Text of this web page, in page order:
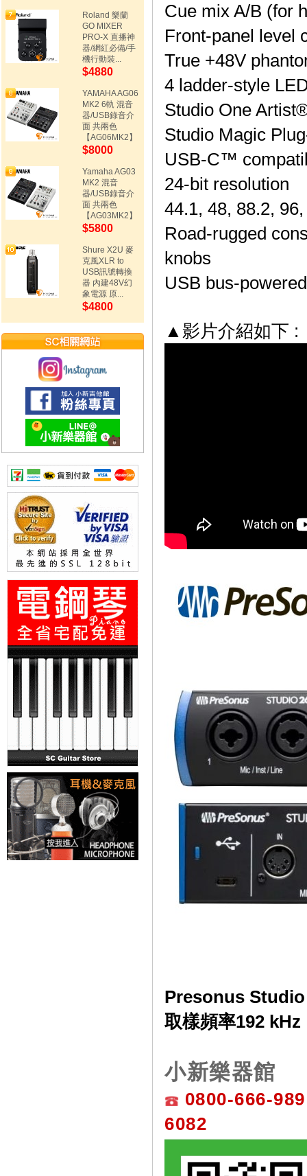
Roland 樂蘭
GO MIXER
PRO-X 直播神
器/網紅必備/手
機行動裝...
$4880
YAMAHA AG06
MK2 6軌 混音
器/USB錄音介
面 共兩色
【AG06MK2】
$8000
Yamaha AG03
MK2 混音
器/USB錄音介
面 共兩色
【AG03MK2】
$5800
Shure X2U 麥
克風XLR to
USB訊號轉換
器 內建48V幻
象電源 原...
$4800
Cue mix A/B (for
Front-panel level
True +48V
4 ladder-style
Studio One
Studio Magic
USB-C™
24-bit resolution
44.1, 48, 88.2,
Road-rugged
knobs
USB bus-powered
▲影片介紹如下 :
Presonus Studio
取樣頻率192 kHz
小新樂器館
0800-666-989
6082